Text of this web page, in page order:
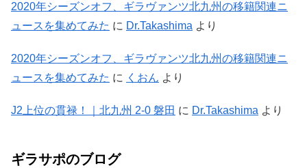
2020年シーズンオフ、ギラヴァンツ北九州の移籍関連ニ
ュースを集めてみた に Dr.Takashima より
2020年シーズンオフ、ギラヴァンツ北九州の移籍関連ニ
ュースを集めてみた に くおん より
J2上位の貫禄！｜北九州 2-0 磐田 に Dr.Takashima より
ギラサポのブログ